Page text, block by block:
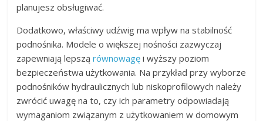
planujesz obsługiwać.
Dodatkowo, właściwy udźwig ma wpływ na stabilność
podnośnika. Modele o większej nośności zazwyczaj
zapewniają lepsząrównowagę i wyższy poziom
bezpieczeństwa użytkowania. Na przykład przy wyborze
podnośników hydraulicznych lub niskoprofilowych należy
zwrócić uwagę na to, czy ich parametry odpowiadają
wymaganiom związanym z użytkowaniem w domowym